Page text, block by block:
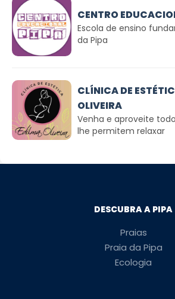
CENTRO
Escola de ensino
da Pipa
CLÍNICA DE
OLIVEIRA
Venha e aproveite
lhe permitem relaxar
DESCUBRA A PIPA
Praias
Praia da Pipa
Ecologia